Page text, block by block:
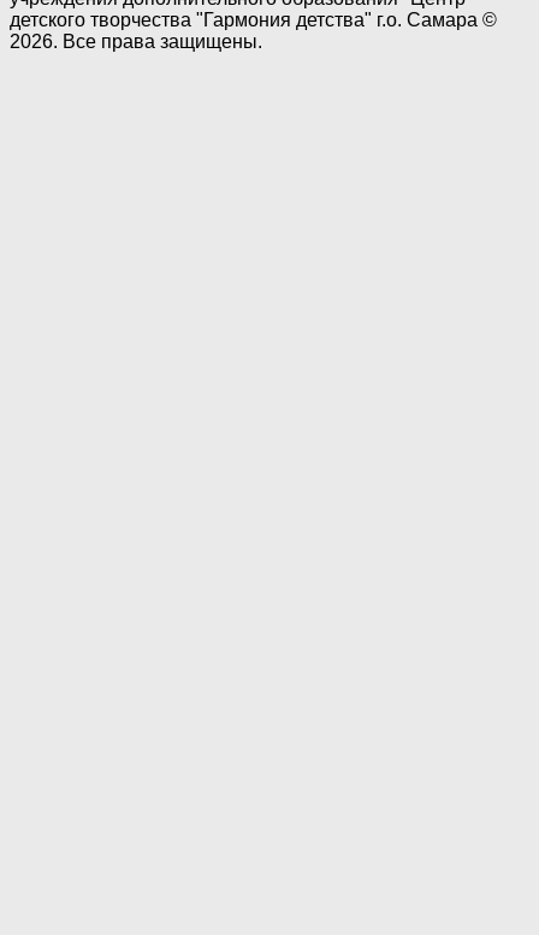
детского творчества "Гармония детства" г.о. Самара ©
2026. Все права защищены.